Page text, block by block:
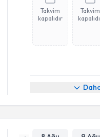
Takvim
kapalıdır
Takvim